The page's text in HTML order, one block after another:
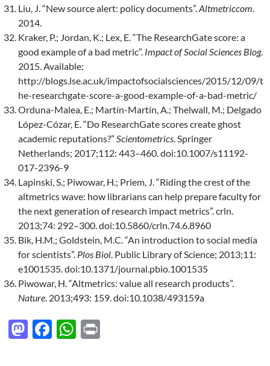
Liu, J. “New source alert: policy documents”.Altmetriccom.
2014.
Kraker, P.; Jordan, K.; Lex, E. “The ResearchGate score: a
good example of a bad metric”. Impact of Social Sciences Blog.
2015. Available:
http://blogs.lse.ac.uk/impactofsocialsciences/2015/12/09/t
he-researchgate-score-a-good-example-of-a-bad-metric/
Orduna-Malea, E.; Martín-Martín, A.; Thelwall, M.; Delgado
López-Cózar, E. “Do ResearchGate scores create ghost
academic reputations?” Scientometrics. Springer
Netherlands; 2017;112: 443–460. doi:10.1007/s11192-
017-2396-9
Lapinski, S.; Piwowar, H.; Priem, J. “Riding the crest of the
altmetrics wave: how librarians can help prepare faculty for
the next generation of research impact metrics”. crln.
2013;74: 292–300. doi:10.5860/crln.74.6.8960
Bik, H.M.; Goldstein, M.C. “An introduction to social media
for scientists”. Plos Biol. Public Library of Science; 2013;11:
e1001535. doi:10.1371/journal.pbio.1001535
Piwowar, H. “Altmetrics: value all research products”.
Nature. 2013;493: 159. doi:10.1038/493159a
M F
W